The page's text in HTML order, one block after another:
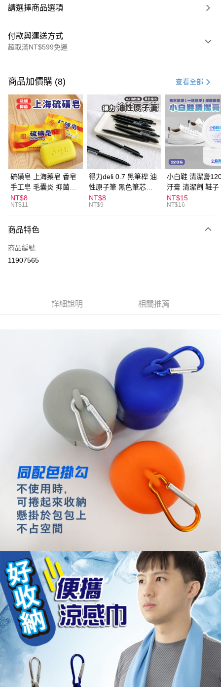
請選擇商品選項
付款與運送方式
超取滿NT$599免運
信用卡一次付款
超商取貨付款
LINE Pay
Apple Pay
街口支付
悠遊付
ATM付款
全家取貨付款
每筆NT$60，滿NT$599(含以上)免運費
付款後全家取貨
每筆NT$60，滿NT$599(含以上)免運費
每筆NT$120，滿NT$1,999(含以上)免運費
商品加價購 (8) 查看全部
硫磺皂 上海藥皂 香皂
手工皂 毛囊炎 抑菌除
蟎 清潔護膚 去油去痘
寵物皮膚病 狗狗貓咪
NT$8
NT$11
得力deli 0.7 黑筆桿 油
性原子筆 黑色筆芯
S304
NT$8
NT$9
小白鞋 清潔膏
汙膏 清潔劑 鞋子
漬 白皮鞋 鞋油
NT$15
NT$16
商品特色
商品編號
11907565
詳細說明 相關推薦